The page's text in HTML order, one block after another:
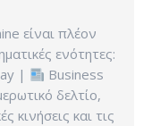
είναι πλέον
ενότητες:
|
Business
δελτίο,
κινήσεις και τις